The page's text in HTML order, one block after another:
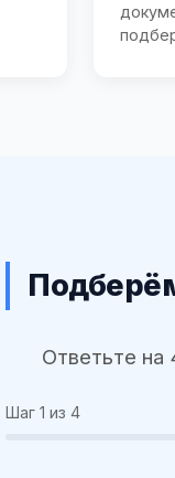
Ответьте
Шаг 1 из 4